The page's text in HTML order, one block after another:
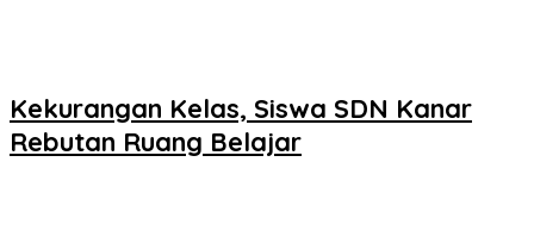
Kekurangan Kelas, Siswa SDN Kanar
Rebutan Ruang Belajar